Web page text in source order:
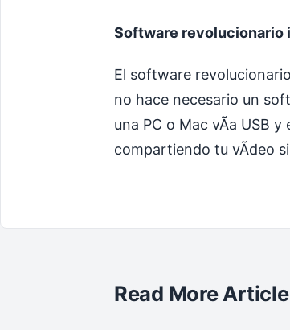
Software revolucionario
El software
no hace necesario un
una PC o Mac vÃ­a USB
compartiendo tu vÃ­deo
Read More